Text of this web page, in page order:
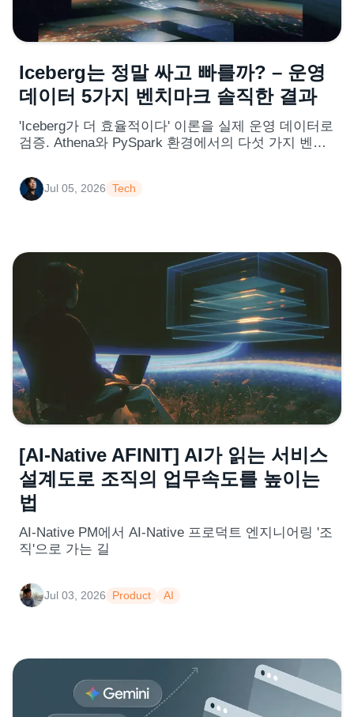
Iceberg는 정말 싸고 빠를까? – 운영
데이터 5가지 벤치마크 솔직한 결과
'Iceberg가 더 효율적이다' 이론을 실제 운영 데이터로
검증. Athena와 PySpark 환경에서의 다섯 가지 벤치
Jul 05, 2026 Tech
[AI-Native AFINIT] AI가 읽는 서비스
설계도로 조직의 업무속도를 높이는
법
AI-Native PM에서 AI-Native 프로덕트 엔지니어링 '조
직'으로 가는 길
Jul 03, 2026 Product AI